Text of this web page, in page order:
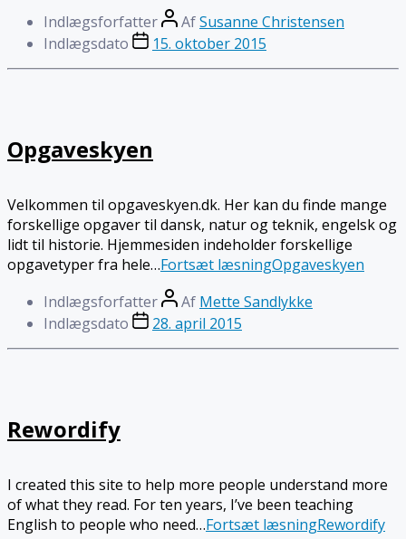
Indlægsforfatter AfSusanne Christensen
Indlægsdato
15. oktober 2015
Opgaveskyen
Velkommen til opgaveskyen.dk. Her kan du finde mange
forskellige opgaver til dansk, natur og teknik, engelsk og
lidt til historie. Hjemmesiden indeholder forskellige
opgavetyper fra hele…Fortsæt læsningOpgaveskyen
Indlægsforfatter
Af Mette Sandlykke
Indlægsdato
28. april 2015
Rewordify
I created this site to help more people understand more
of what they read. For ten years, I’ve been teaching
English to people who need…Fortsæt læsningRewordify